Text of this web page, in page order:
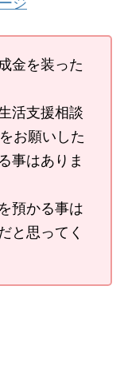
金を装った
活支援相談
お願いした
事はありま
預かる事は
と思ってく